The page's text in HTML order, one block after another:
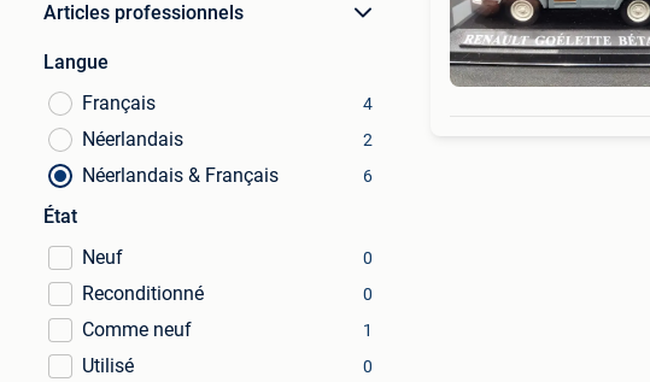
Articles professionnels
Langue
Français
4
Néerlandais 2
Néerlandais & Français 6
État
Neuf
0
Reconditionné 0
Comme neuf 1
Utilisé 0